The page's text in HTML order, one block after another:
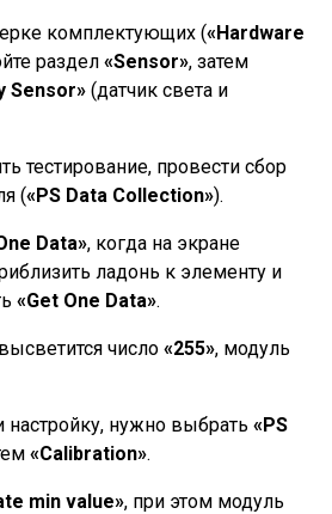
комплектующих («Hardware
раздел«Sensor», затем
Sensor» (датчик света и
тестирование, провести сбор
(«PS Data Collection»).
Data», когда на экране
ладонь к элементу и
«Get One Data».
число«255», модуль
настройку, нужно выбрать«PS
«Calibration».
min value», при этом модуль